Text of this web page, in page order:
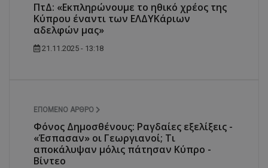
ΠτΔ: «Εκπληρώνουμε το ηθικό χρέος της
Κύπρου έναντι των ΕΛΔΥΚάριων
αδελφών μας»
21.11.2025 - 13:18
ΕΠΌΜΕΝΟ ΆΡΘΡΟ
Φόνος Δημοσθένους: Ραγδαίες εξελίξεις -
«Έσπασαν» οι Γεωργιανοί; Τι
αποκάλυψαν μόλις πάτησαν Κύπρο -
Βίντεο